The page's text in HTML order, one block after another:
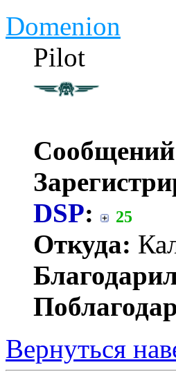
Domenion
Pilot
DSP: 25
Откуда:
Вернуться